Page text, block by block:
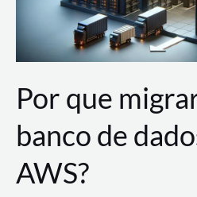
Por que
banco de
AWS?